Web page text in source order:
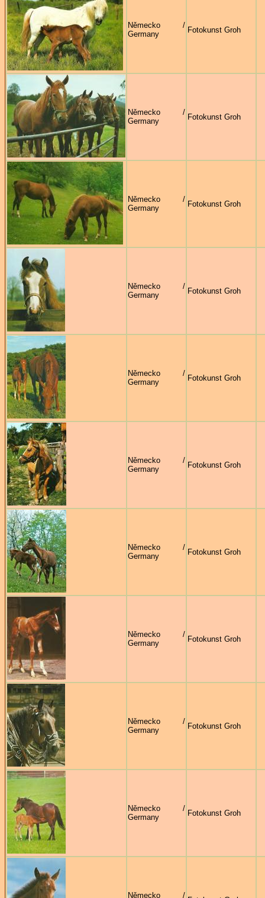
Německo /
Germany
Fotokunst Groh
Německo /
Germany
Fotokunst Groh
Německo /
Germany
Fotokunst Groh
Německo /
Germany
Fotokunst Groh
Německo /
Germany
Fotokunst Groh
Německo /
Germany
Fotokunst Groh
Německo /
Germany
Fotokunst Groh
Německo /
Germany
Fotokunst Groh
Německo /
Germany
Fotokunst Groh
Německo /
Germany
Fotokunst Groh
Německo /